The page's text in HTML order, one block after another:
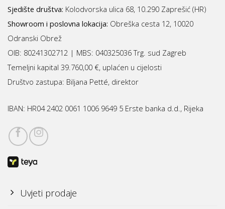
Sjedište društva: Kolodvorska ulica 68, 10.290 Zaprešić (HR)
Showroom i poslovna lokacija: Obreška cesta 12, 10020
Odranski Obrež
OIB: 80241302712 | MBS: 040325036 Trg. sud Zagreb
Temeljni kapital 39.760,00 €, uplaćen u cijelosti
Društvo zastupa: Biljana Petté, direktor
IBAN: HR04 2402 0061 1006 9649 5 Erste banka d.d., Rijeka
Uvjeti prodaje